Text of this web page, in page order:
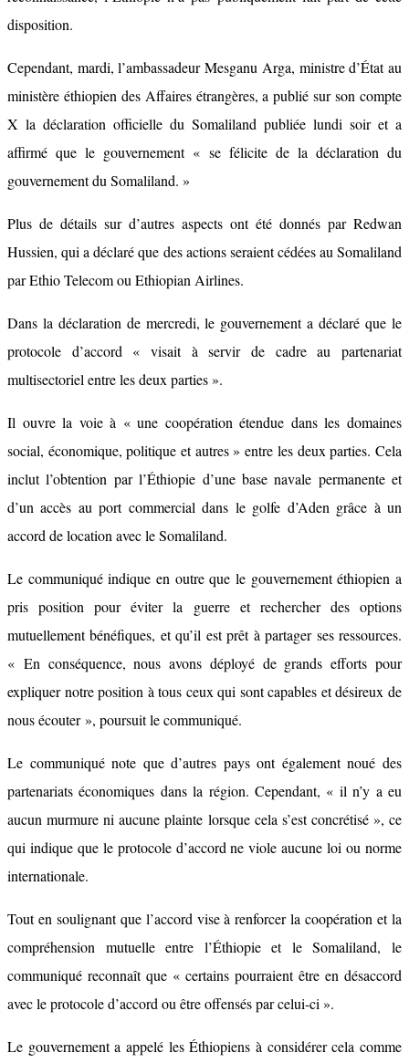
disposition.
Cependant, mardi, l’ambassadeur Mesganu Arga, ministre d’État au
ministère éthiopien des Affaires étrangères, a publié sur son compte
X la déclaration officielle du Somaliland publiée lundi soir et a
affirmé que le gouvernement « se félicite de la déclaration du
gouvernement du Somaliland. »
Plus de détails sur d’autres aspects ont été donnés par Redwan
Hussien, qui a déclaré que des actions seraient cédées au Somaliland
par Ethio Telecom ou Ethiopian Airlines.
Dans la déclaration de mercredi, le gouvernement a déclaré que le
protocole d’accord « visait à servir de cadre au partenariat
multisectoriel entre les deux parties ».
Il ouvre la voie à « une coopération étendue dans les domaines
social, économique, politique et autres » entre les deux parties. Cela
inclut l’obtention par l’Éthiopie d’une base navale permanente et
d’un accès au port commercial dans le golfe d’Aden grâce à un
accord de location avec le Somaliland.
Le communiqué indique en outre que le gouvernement éthiopien a
pris position pour éviter la guerre et rechercher des options
mutuellement bénéfiques, et qu’il est prêt à partager ses ressources.
« En conséquence, nous avons déployé de grands efforts pour
expliquer notre position à tous ceux qui sont capables et désireux de
nous écouter », poursuit le communiqué.
Le communiqué note que d’autres pays ont également noué des
partenariats économiques dans la région. Cependant, « il n’y a eu
aucun murmure ni aucune plainte lorsque cela s’est concrétisé », ce
qui indique que le protocole d’accord ne viole aucune loi ou norme
internationale.
Tout en soulignant que l’accord vise à renforcer la coopération et la
compréhension mutuelle entre l’Éthiopie et le Somaliland, le
communiqué reconnaît que « certains pourraient être en désaccord
avec le protocole d’accord ou être offensés par celui-ci ».
Le gouvernement a appelé les Éthiopiens à considérer cela comme